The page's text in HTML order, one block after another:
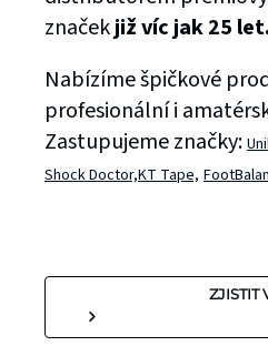
značekjiž víc jak 25 let.
Nabízíme špičkové
profesionální i
Zastupujeme značky:
Shock Doctor,KT Tape,
ZJISTIT